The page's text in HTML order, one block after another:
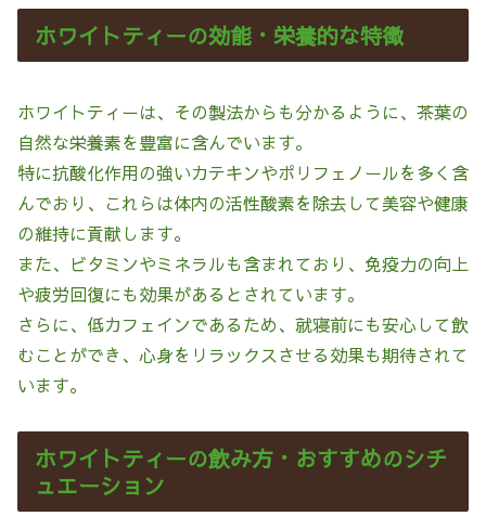
ホワイトティーの効能・栄養的な特徴
ホワイトティーは、その製法からも分かるように、茶葉の
自然な栄養素を豊富に含んでいます。
特に抗酸化作用の強いカテキンやポリフェノールを多く含
んでおり、これらは体内の活性酸素を除去して美容や健康
の維持に貢献します。
また、ビタミンやミネラルも含まれており、免疫力の向上
や疲労回復にも効果があるとされています。
さらに、低カフェインであるため、就寝前にも安心して飲
むことができ、心身をリラックスさせる効果も期待されて
います。
ホワイトティーの飲み方・おすすめのシチ
ュエーション